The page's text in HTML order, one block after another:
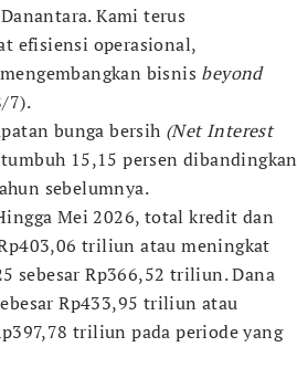
Kami terus
efisiensi operasional,
bisnis beyond
7).
bunga bersih (Net Interest
15,15 persen dibandingkan
sebelumnya.
Mei 2026, total kredit dan
triliun atau meningkat
sebesar Rp366,52 triliun. Dana
Rp433,95 triliun atau
triliun pada periode yang